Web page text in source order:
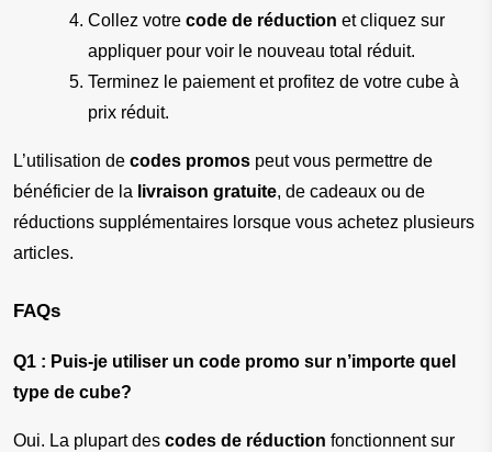
Collez votre code de réduction et cliquez sur
appliquer pour voir le nouveau total réduit.
Terminez le paiement et profitez de votre cube à
prix réduit.
L’utilisation de codes promos peut vous permettre de
bénéficier de la livraison gratuite, de cadeaux ou de
réductions supplémentaires lorsque vous achetez plusieurs
articles.
FAQs
Q1 : Puis-je utiliser un code promo sur n’importe quel
type de cube?
Oui. La plupart des codes de réduction fonctionnent sur